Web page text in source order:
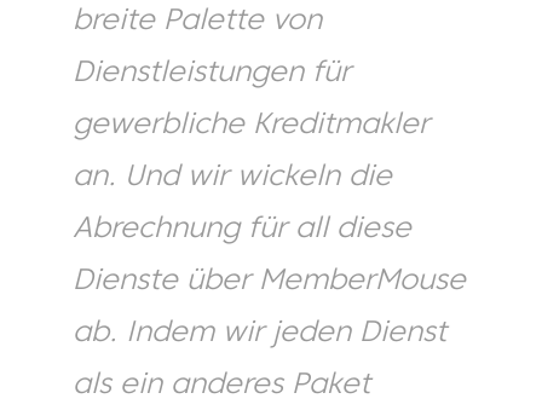
breite Palette von
Dienstleistungen für
gewerbliche Kreditmakler
an. Und wir wickeln die
Abrechnung für all diese
Dienste über MemberMouse
ab. Indem wir jeden Dienst
als ein anderes Paket